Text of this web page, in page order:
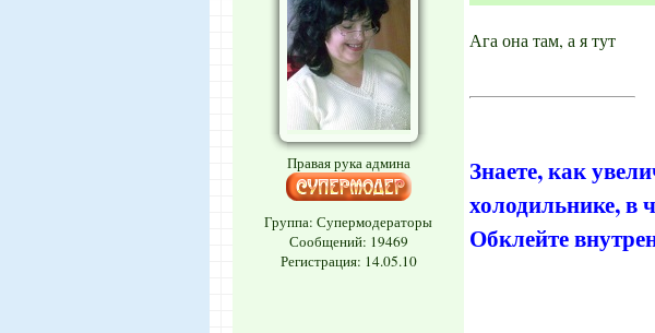
Правая рука админа
Группа: Супермодераторы
Сообщений: 19469
Регистрация: 14.05.10
Ага она там, а я тут
Знаете, как
холодильнике, в
Обклейте